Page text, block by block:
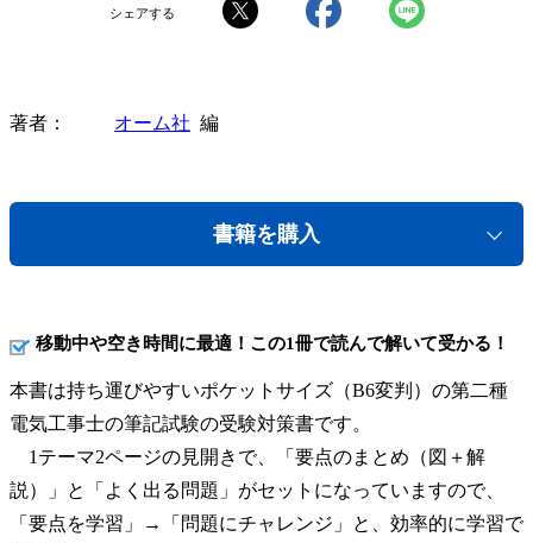
シェアする
著者 オーム社 編
書籍を購入
移動中や空き時間に最適！この1冊で読んで解いて受かる！
本書は持ち運びやすいポケットサイズ（B6変判）の第二種
電気工事士の筆記試験の受験対策書です。
1テーマ2ページの見開きで、「要点のまとめ（図＋解
説）」と「よく出る問題」がセットになっていますので、
「要点を学習」→「問題にチャレンジ」と、効率的に学習で